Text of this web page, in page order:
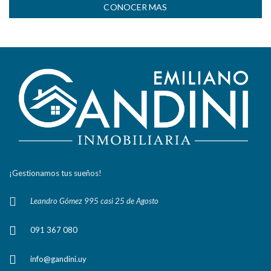
CONOCER MAS
¡Gestionamos tus sueños!
Leandro Gómez 995 casi 25 de Agosto
091 367 080
info@gandini.uy